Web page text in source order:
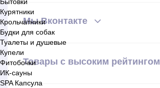
Курятники
Крольчатники
Будки для собак
Туалеты и душевые
Купели
Фитобочки
ИК-сауны
SPA Капсула
Мы Вконтакте
Товары с высоким рейтингом